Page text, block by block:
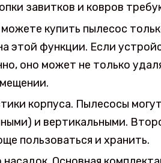
завитков и ковров
купить пылесос
этой функции. Если
оно может не только
корпуса. Пылесосы
и вертикальными.
пользоваться и хранить.